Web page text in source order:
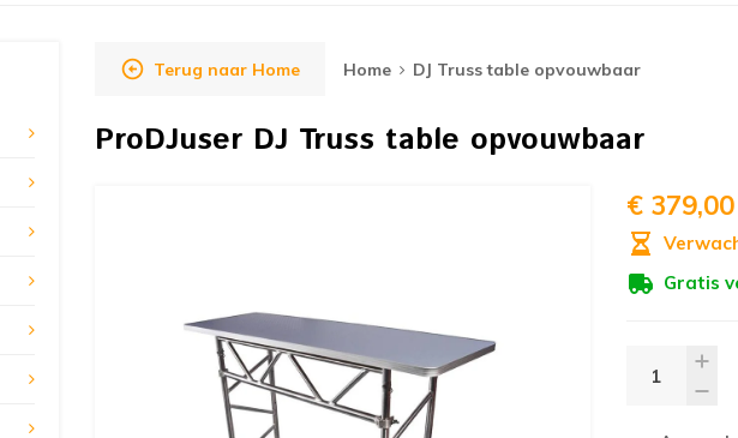
Terug naar Home Home DJ Truss table opvouwbaar
ProDJuser DJ Truss table opvouwbaar
€ 379,00
Gratis